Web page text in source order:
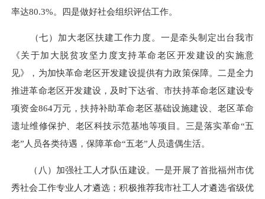
率达80.3%。 四是做好社会组织评估工作。
（七）加大老区扶建工作力度。 一是牵头制定出台我市
《关于加大脱贫攻坚力度支持革命老区开发建设的实施意
见》， 为加快革命老区开发建设提供有力政策保障。二是全力
推进革命老区开发建设， 及时下达省、市扶持革命老区建设专
项资金864万元，扶持补助革命老区基础设施建设、老区革命
遗址维修保护、老区科技示范基地等项目。三是落实革命“五
老”人员各类待遇，保障革命“五老”人员遗偶生活。
（八）加强社工人才队伍建设。一是开展了首批福州市优
秀社会工作专业人才遴选；积极推荐我市社工人才遴选省级优